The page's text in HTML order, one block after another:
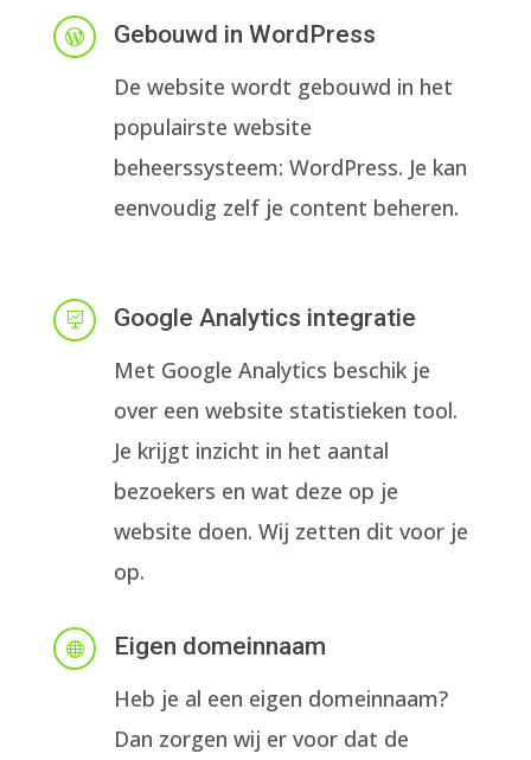

Gebouwd in WordPress
De website wordt gebouwd in het
populairste website
beheerssysteem: WordPress. Je kan
eenvoudig zelf je content beheren.

Google Analytics integratie
Met Google Analytics beschik je
over een website statistieken tool.
Je krijgt inzicht in het aantal
bezoekers en wat deze op je
website doen. Wij zetten dit voor je
op.

Eigen domeinnaam
Heb je al een eigen domeinnaam?
Dan zorgen wij er voor dat de